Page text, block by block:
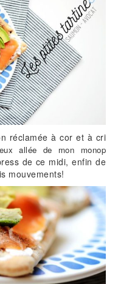
réclamée à cor et à cri
allée de mon monop
de ce midi, enfin de
mouvements!